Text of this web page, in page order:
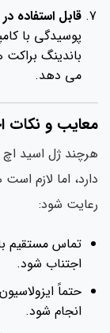
قابل استفاده
پوسیدگی با
باندینگ براکت
می دهد.
معایب و نکات
هرچند ژل اسید اچ
دارد، اما لازم
رعایت شود:
تماس مستقیم
اجتناب شود.
انجام شود.